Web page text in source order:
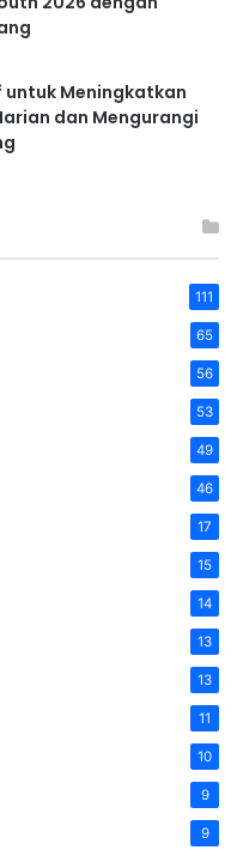
Meningkatkan
dan Mengurangi
111
65
56
53
49
46
17
15
14
13
13
11
10
9
9